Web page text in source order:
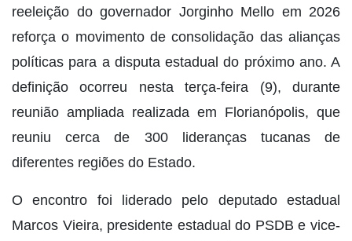
reeleição do governador Jorginho Mello em 2026
reforça o movimento de consolidação das alianças
políticas para a disputa estadual do próximo ano. A
definição ocorreu nesta terça-feira (9), durante
reunião ampliada realizada em Florianópolis, que
reuniu cerca de 300 lideranças tucanas de
diferentes regiões do Estado.
O encontro foi liderado pelo deputado estadual
Marcos Vieira, presidente estadual do PSDB e vice-